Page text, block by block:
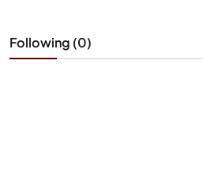
Following (0)